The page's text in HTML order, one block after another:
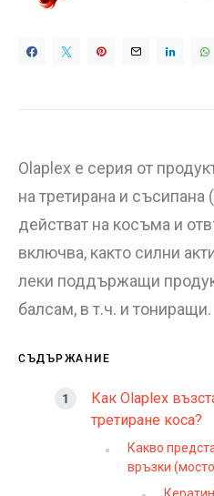
Olaplex е серия от
на третирана и съсипана
действат на косъма и
включва, както силни
леки поддържащи
балсам, в т.ч. и тониращи.
СЪДЪРЖАНИЕ
Как Olaplex
третиране коса?
Какво
връзки